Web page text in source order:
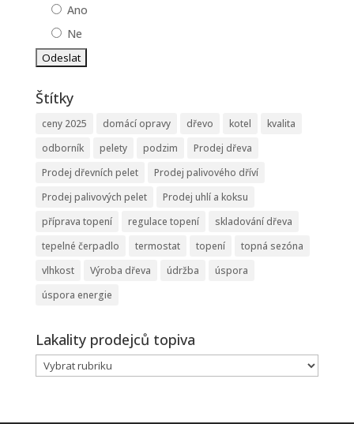
Ano
Ne
Štítky
ceny 2025 domácí opravy dřevo kotel
kvalita
odborník
pelety podzim
Prodej dřeva
Prodej dřevních pelet
Prodej palivového dříví
Prodej palivových pelet
Prodej uhlí a koksu
příprava topení
regulace topení
skladování dřeva
tepelné čerpadlo
termostat topení
topná sezóna
vlhkost
Výroba dřeva údržba
úspora
úspora energie
Lakality prodejců topiva
Lakality
prodejců